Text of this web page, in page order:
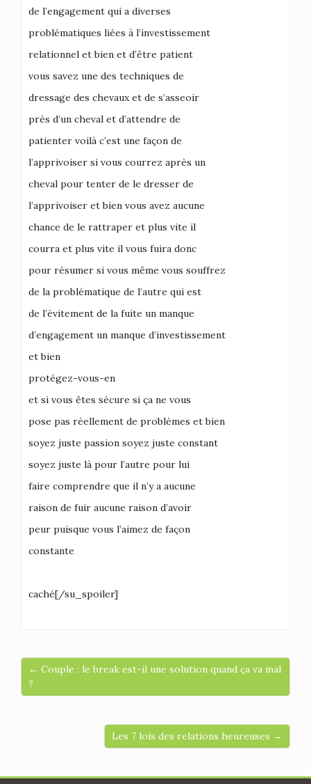
de l’engagement qui a diverses
problématiques liées à l’investissement
relationnel et bien et d’être patient
vous savez une des techniques de
dressage des chevaux et de s’asseoir
près d’un cheval et d’attendre de
patienter voilà c’est une façon de
l’apprivoiser si vous courrez après un
cheval pour tenter de le dresser de
l’apprivoiser et bien vous avez aucune
chance de le rattraper et plus vite il
courra et plus vite il vous fuira donc
pour résumer si vous même vous souffrez
de la problématique de l’autre qui est
de l’évitement de la fuite un manque
d’engagement un manque d’investissement
et bien
protégez-vous-en
et si vous êtes sécure si ça ne vous
pose pas réellement de problèmes et bien
soyez juste passion soyez juste constant
soyez juste là pour l’autre pour lui
faire comprendre que il n’y a aucune
raison de fuir aucune raison d’avoir
peur puisque vous l’aimez de façon
constante
caché[/su_spoiler]
← Couple : le break est-il une solution quand ça va mal
?
Les 7 lois des relations heureuses →